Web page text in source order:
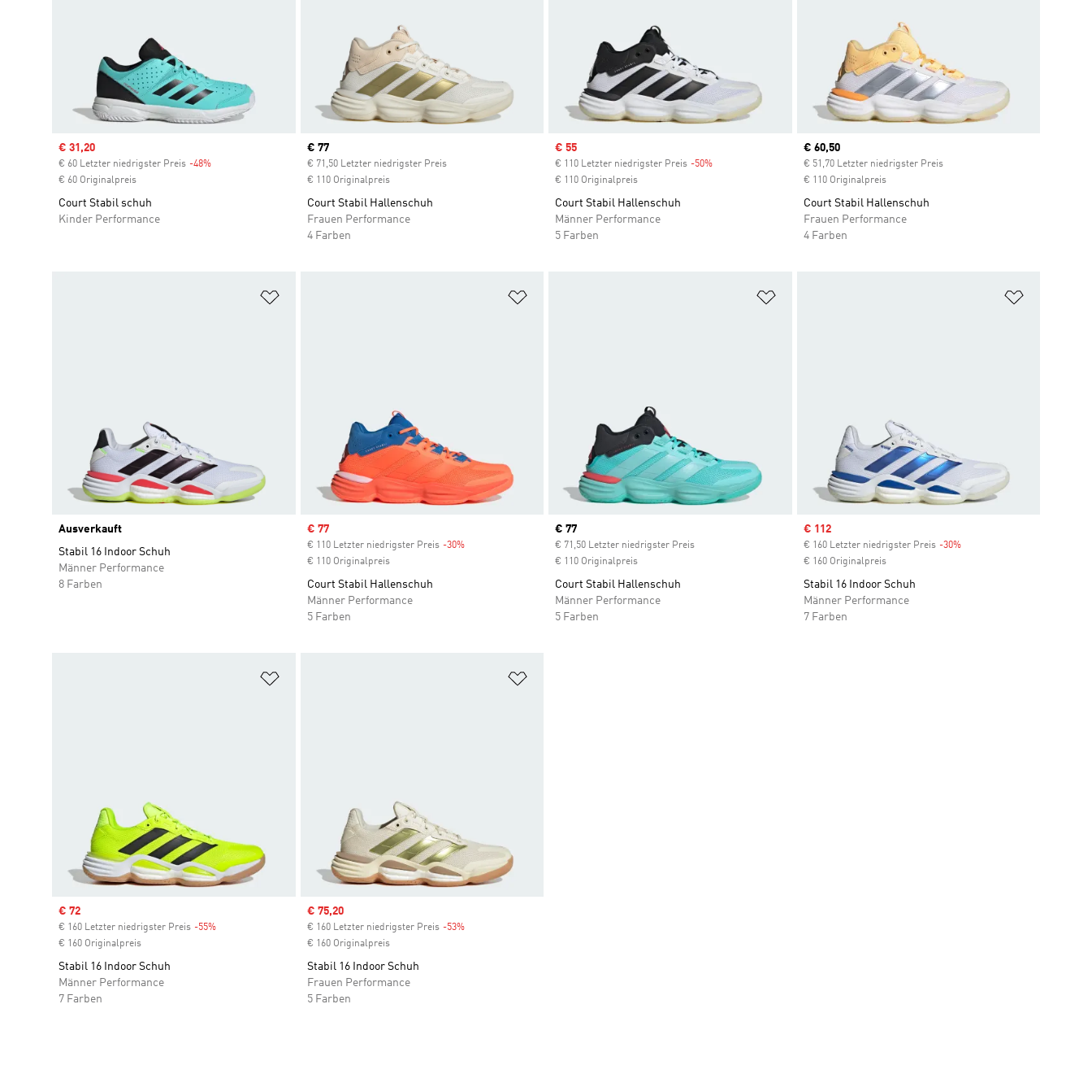
Sale price
€ 31,20
€ 60 Letzter niedrigster Preis -48%
€ 60 Originalpreis
Court Stabil schuh
Kinder Performance
Current price
€ 77
€ 71,50 Letzter niedrigster Preis
€ 110 Originalpreis
Court Stabil Hallenschuh
Frauen Performance
4 Farben
Sale price
€ 55
€ 110 Letzter niedrigster Preis -50%
€ 110 Originalpreis
Court Stabil Hallenschuh
Männer Performance
5 Farben
Current price
€ 60,50
€ 51,70 Letzter niedrigster Preis
€ 110 Originalpreis
Court Stabil Hallenschuh
Frauen Performance
4 Farben
Ausverkauft
Stabil 16 Indoor Schuh
Männer Performance
8 Farben
Sale price
€ 77
€ 110 Letzter niedrigster Preis -30%Discount
€ 110 Originalpreis
Court Stabil Hallenschuh
Männer Performance
5 Farben
Current price
€ 77
€ 71,50 Letzter niedrigster Preis
€ 110 Originalpreis
Court Stabil Hallenschuh
Männer Performance
5 Farben
Sale price
€ 112
€ 160 Letzter niedrigster Preis -30%Discount
€ 160 Originalpreis
Stabil 16 Indoor Schuh
Männer Performance
7 Farben
Sale price
€ 72
€ 160 Letzter niedrigster Preis -55%
€ 160 Originalpreis
Stabil 16 Indoor Schuh
Männer Performance
7 Farben
Sale price
€ 75,20
€ 160 Letzter niedrigster Preis -53%Discount
€ 160 Originalpreis
Stabil 16 Indoor Schuh
Frauen Performance
5 Farben